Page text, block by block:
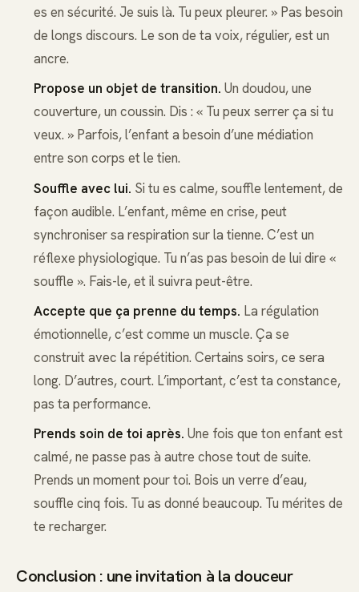
es en sécurité. Je suis là. Tu peux pleurer. » Pas besoin
de longs discours. Le son de ta voix, régulier, est un
ancre.
Propose un objet de transition. Un doudou, une
couverture, un coussin. Dis : « Tu peux serrer ça si tu
veux. » Parfois, l’enfant a besoin d’une médiation
entre son corps et le tien.
Souffle avec lui. Si tu es calme, souffle lentement, de
façon audible. L’enfant, même en crise, peut
synchroniser sa respiration sur la tienne. C’est un
réflexe physiologique. Tu n’as pas besoin de lui dire «
souffle ». Fais-le, et il suivra peut-être.
Accepte que ça prenne du temps. La régulation
émotionnelle, c’est comme un muscle. Ça se
construit avec la répétition. Certains soirs, ce sera
long. D’autres, court. L’important, c’est ta constance,
pas ta performance.
Prends soin de toi après. Une fois que ton enfant est
calmé, ne passe pas à autre chose tout de suite.
Prends un moment pour toi. Bois un verre d’eau,
souffle cinq fois. Tu as donné beaucoup. Tu mérites de
te recharger.
Conclusion : une invitation à la douceur